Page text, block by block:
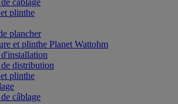
câblage
plinthe
plancher
et plinthe Planet Wattohm
distribution
plinthe
câblage